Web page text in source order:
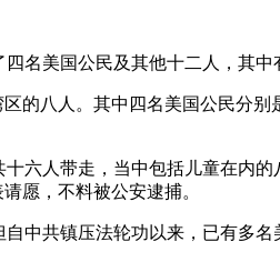
名美国公民及其他十二人，其中
的八人。其中四名美国公民分
六人带走，当中包括儿童在内
愿，不料被公安逮捕。
中共镇压法轮功以来，已有多